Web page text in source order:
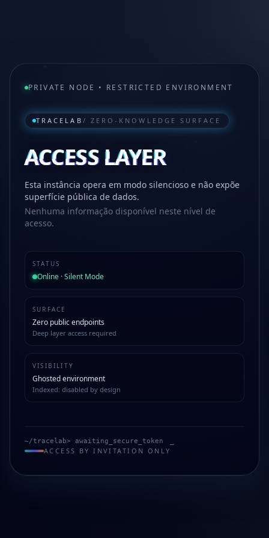
PRIVATE NODE • RESTRICTED ENVIRONMENT
TRACELAB / ZERO-KNOWLEDGE SURFACE
ACCESS LAYER
Esta instância opera em modo silencioso e não expõe
superfície pública de dados.
Nenhuma informação disponível neste nível de
acesso.
STATUS
Online · Silent Mode
SURFACE
Zero public endpoints
Deep layer access required
VISIBILITY
Ghosted environment
Indexed: disabled by design
~/tracelab> awaiting_secure_token
ACCESS BY INVITATION ONLY